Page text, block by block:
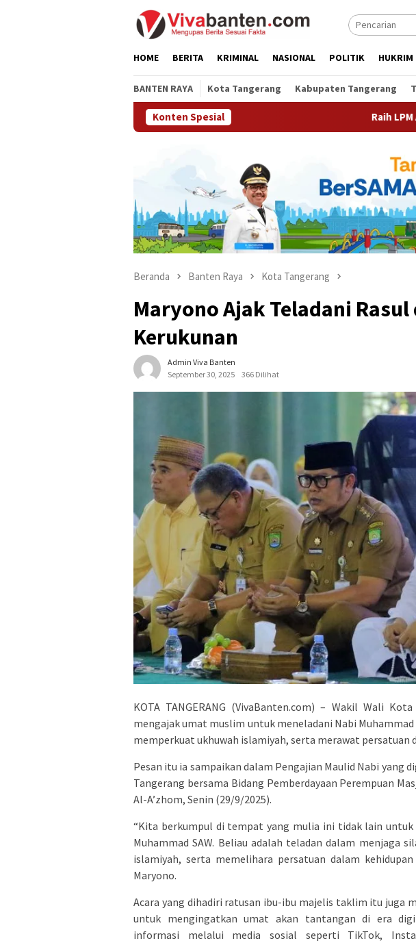
HOME BERITA KRIMINAL NASIONAL POLITIK HUKRIM
BANTEN RAYA Kota Tangerang Kabupaten Tangerang
Konten Spesial Raih LPM Award 2026,
Beranda Banten Raya Kota Tangerang
Maryono Ajak Teladani
Kerukunan
Admin Viva Banten
September 30, 2025
366 Dilihat
KOTA TANGERANG (VivaBanten.com) – Wakil Wali
mengajak umat muslim untuk meneladani Nabi
memperkuat ukhuwah islamiyah, serta merawat persatuan
Pesan itu ia sampaikan dalam Pengajian Maulid Nabi yang
Tangerang bersama Bidang Pemberdayaan Perempuan
Al-A’zhom, Senin (29/9/2025).
“Kita berkumpul di tempat yang mulia ini tidak lain untuk
Muhammad SAW. Beliau adalah teladan dalam menjaga
islamiyah, serta memelihara persatuan dalam
Maryono.
Acara yang dihadiri ratusan ibu-ibu majelis taklim itu juga
untuk mengingatkan umat akan tantangan di era
informasi melalui media sosial seperti TikTok,